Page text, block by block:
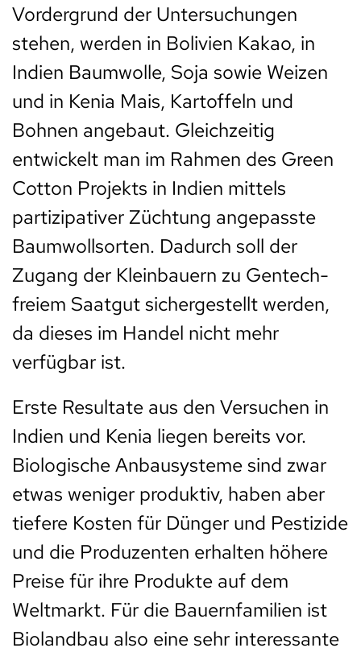
Vordergrund der Untersuchungen
stehen, werden in Bolivien Kakao, in
Indien Baumwolle, Soja sowie Weizen
und in Kenia Mais, Kartoffeln und
Bohnen angebaut. Gleichzeitig
entwickelt man im Rahmen des Green
Cotton Projekts in Indien mittels
partizipativer Züchtung angepasste
Baumwollsorten. Dadurch soll der
Zugang der Kleinbauern zu Gentech-
freiem Saatgut sichergestellt werden,
da dieses im Handel nicht mehr
verfügbar ist.
Erste Resultate aus den Versuchen in
Indien und Kenia liegen bereits vor.
Biologische Anbausysteme sind zwar
etwas weniger produktiv, haben aber
tiefere Kosten für Dünger und Pestizide
und die Produzenten erhalten höhere
Preise für ihre Produkte auf dem
Weltmarkt. Für die Bauernfamilien ist
Biolandbau also eine sehr interessante